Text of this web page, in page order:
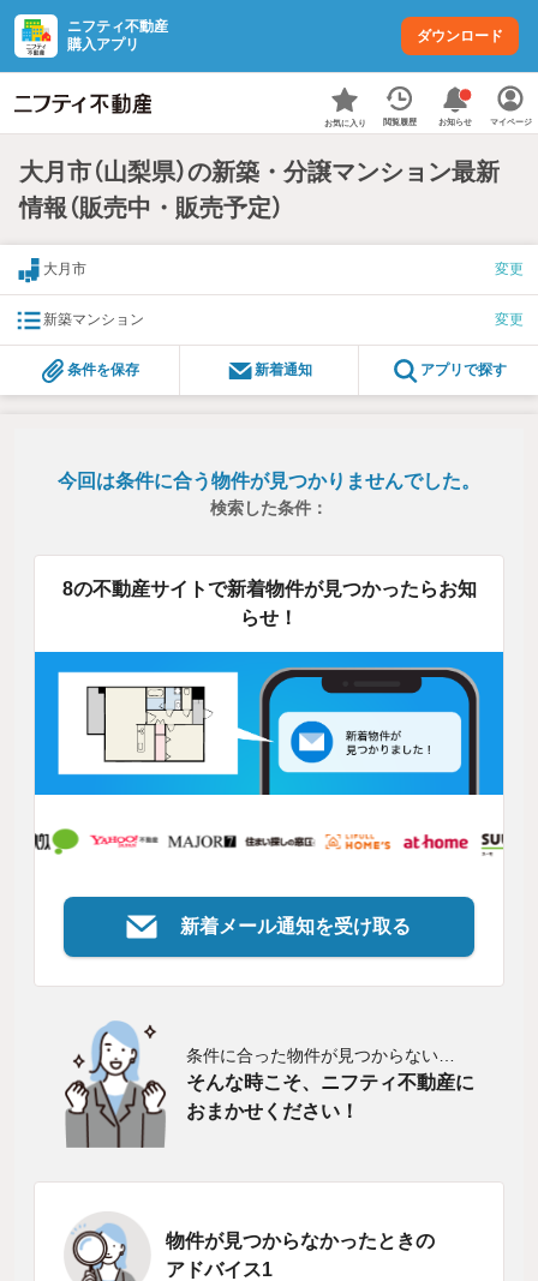
ニフティ不動産
購入アプリ
ダウンロード
お気に入り 閲覧履歴 お知らせ マイページ
大月市（山梨県）の新築・分譲マンション最新
情報（販売中・販売予定）
大月市 変更
新築マンション 変更
条件を保存 新着通知 アプリで探す
今回は条件に合う物件が見つかりませんでした。
検索した条件：
8の不動産サイトで新着物件が見つかったらお知
らせ！
新着メール通知を受け取る
条件に合った物件が見つからない…
そんな時こそ、ニフティ不動産に
おまかせください！
物件が見つからなかったときの
アドバイス1